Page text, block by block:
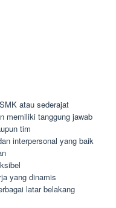
atau sederajat
memiliki tanggung jawab
tim
interpersonal yang baik
yang dinamis
latar belakang